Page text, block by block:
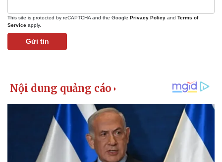
This site is protected by reCAPTCHA and the Google Privacy Policy and Terms of
Service apply.
Gửi tin